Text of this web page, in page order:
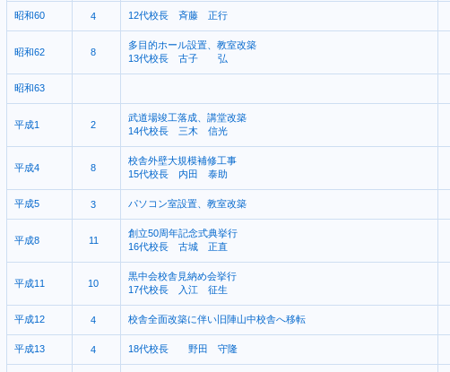
昭和60 4 12代校長 斉藤 正行
昭和62 8
多目的ホール設置、教室改築
13代校長 古子 弘
昭和63
平成1 2
武道場竣工落成、講堂改築
14代校長 三木 信光
平成4 8
校舎外壁大規模補修工事
15代校長 内田 泰助
平成5 3 パソコン室設置、教室改築
平成8 11
創立50周年記念式典挙行
16代校長 古城 正直
平成11 10
黒中会校舎見納め会挙行
17代校長 入江 征生
平成12 4 校舎全面改築に伴い旧陣山中校舎へ移転
平成13 4 18代校長 野田 守隆